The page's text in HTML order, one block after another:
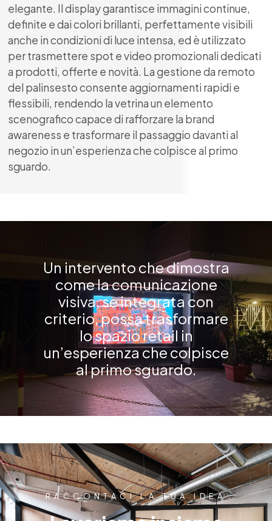
elegante. Il display garantisce immagini continue,
definite e dai colori brillanti, perfettamente visibili
anche in condizioni di luce intensa, ed è utilizzato
per trasmettere spot e video promozionali dedicati
a prodotti, offerte e novità. La gestione da remoto
del palinsesto consente aggiornamenti rapidi e
flessibili, rendendo la vetrina un elemento
scenografico capace di rafforzare la brand
awareness e trasformare il passaggio davanti al
negozio in un’esperienza che colpisce al primo
sguardo.
Un intervento che dimostra
come la comunicazione
visiva, se integrata con
criterio, possa trasformare
lo spazio retail in
un’esperienza che colpisce
al primo sguardo.
RACCONTACI LA TUA IDEA